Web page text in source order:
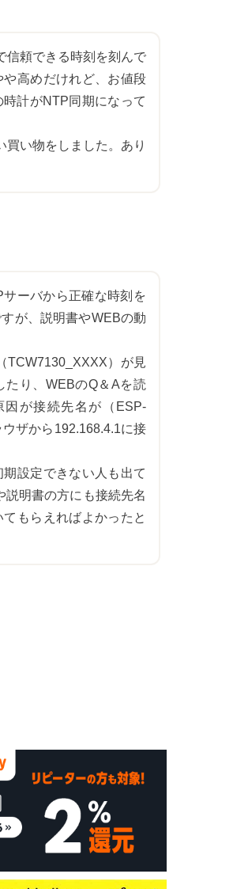
信頼できる時刻を刻んで
高めだけれど、お値段
計がNTP同期になって
い物をしました。あり
ーバから正確な時刻を
が、説明書やWEBの動
TCW7130_XXXX）が見
たり、WEBのQ＆Aを読
が接続先名が（ESP-
ザから192.168.4.1に接
設定できない人も出て
説明書の方にも接続先名
もらえればよかったと